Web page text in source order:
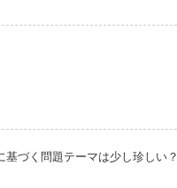
づく問題テーマは少し珍しい？